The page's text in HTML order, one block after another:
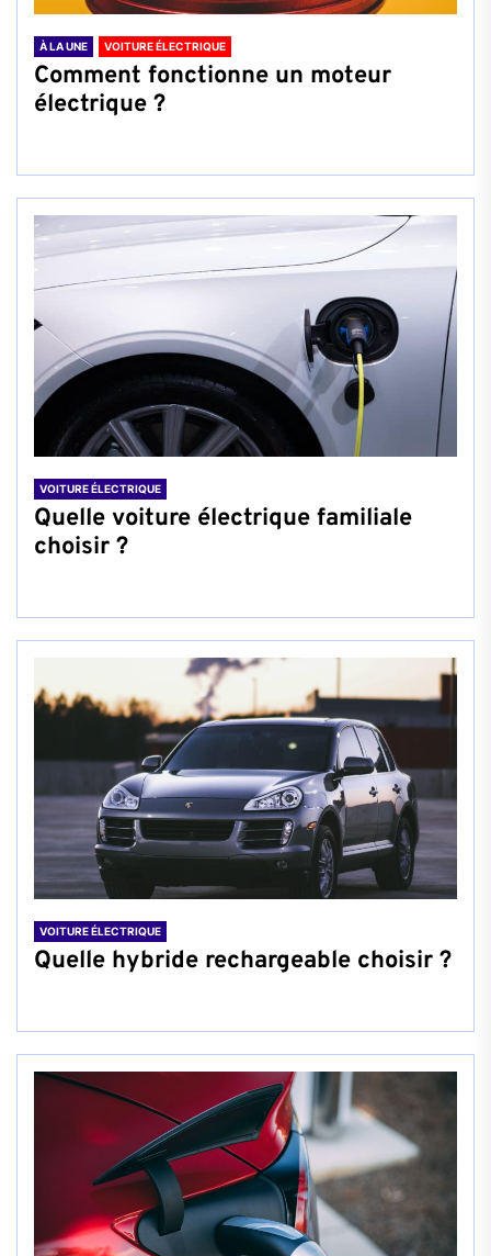
À LA UNE VOITURE ÉLECTRIQUE
Comment fonctionne un moteur
électrique ?
VOITURE ÉLECTRIQUE
Quelle voiture électrique familiale
choisir ?
VOITURE ÉLECTRIQUE
Quelle hybride rechargeable choisir ?